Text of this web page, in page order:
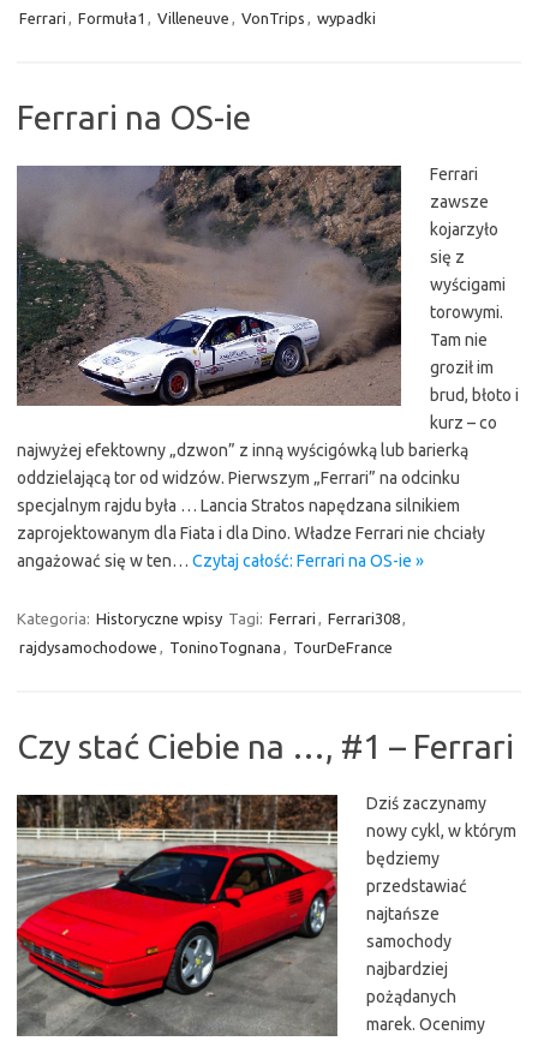
Ferrari , Formuła1 , Villeneuve , VonTrips , wypadki
Ferrari na OS-ie
Ferrari
zawsze
kojarzyło
się z
wyścigami
torowymi.
Tam nie
groził im
brud, błoto i
kurz – co
najwyżej efektowny „dzwon” z inną wyścigówką lub barierką
oddzielającą tor od widzów. Pierwszym „Ferrari” na odcinku
specjalnym rajdu była … Lancia Stratos napędzana silnikiem
zaprojektowanym dla Fiata i dla Dino. Władze Ferrari nie chciały
angażować się w ten… Czytaj całość: Ferrari na OS-ie »
Kategoria: Historyczne wpisy Tagi: Ferrari , Ferrari308,
rajdysamochodowe , ToninoTognana , TourDeFrance
Czy stać Ciebie na …, #1 – Ferrari
Dziś zaczynamy
nowy cykl, w którym
będziemy
przedstawiać
najtańsze
samochody
najbardziej
pożądanych
marek. Ocenimy